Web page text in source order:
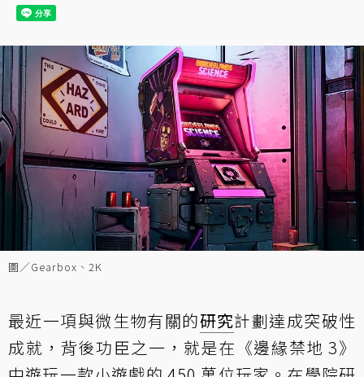
圖／Gearbox、2K
最近一項與微生物有關的研究計劃達成突破性
成就，背後功臣之一，就是在《邊緣禁地 3》